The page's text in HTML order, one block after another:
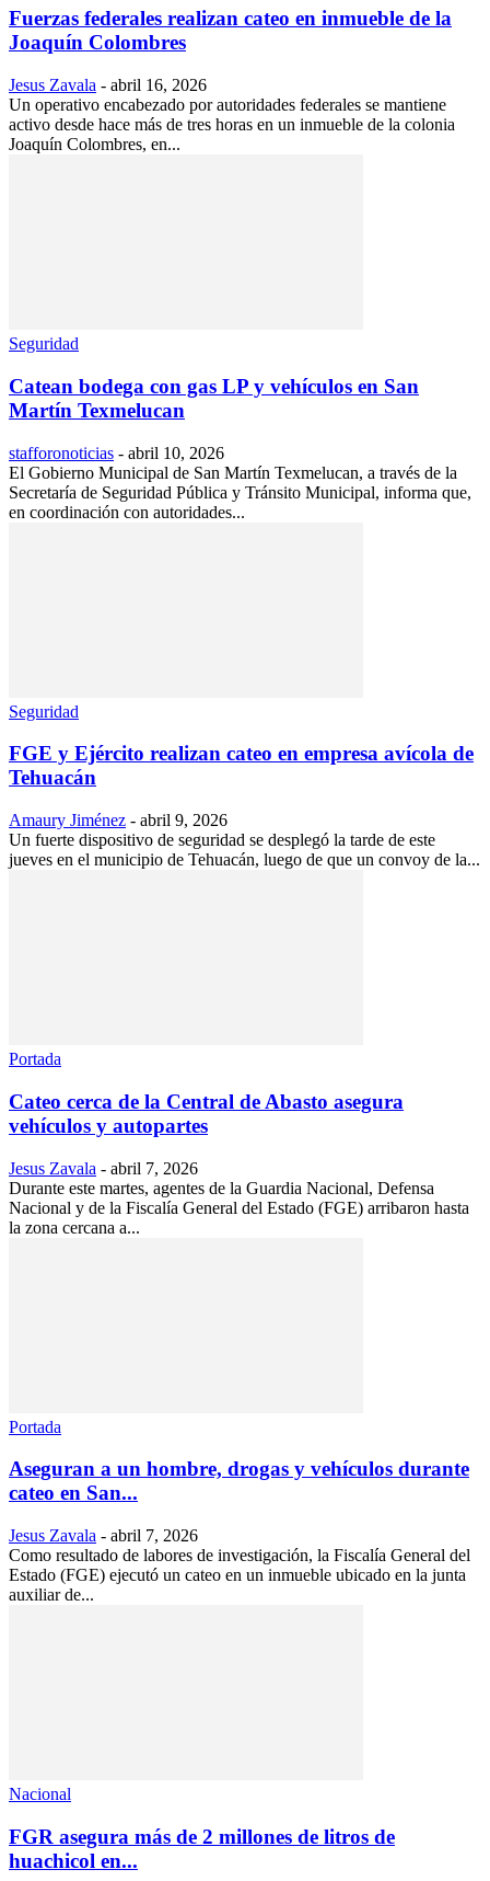
Fuerzas federales realizan cateo en inmueble de la
Joaquín Colombres
Jesus Zavala - abril 16, 2026
Un operativo encabezado por autoridades federales se mantiene
activo desde hace más de tres horas en un inmueble de la colonia
Joaquín Colombres, en...
Seguridad
Catean bodega con gas LP y vehículos en San
Martín Texmelucan
stafforonoticias - abril 10, 2026
El Gobierno Municipal de San Martín Texmelucan, a través de la
Secretaría de Seguridad Pública y Tránsito Municipal, informa que,
en coordinación con autoridades...
Seguridad
FGE y Ejército realizan cateo en empresa avícola de
Tehuacán
Amaury Jiménez - abril 9, 2026
Un fuerte dispositivo de seguridad se desplegó la tarde de este
jueves en el municipio de Tehuacán, luego de que un convoy de la...
Portada
Cateo cerca de la Central de Abasto asegura
vehículos y autopartes
Jesus Zavala - abril 7, 2026
Durante este martes, agentes de la Guardia Nacional, Defensa
Nacional y de la Fiscalía General del Estado (FGE) arribaron hasta
la zona cercana a...
Portada
Aseguran a un hombre, drogas y vehículos durante
cateo en San...
Jesus Zavala - abril 7, 2026
Como resultado de labores de investigación, la Fiscalía General del
Estado (FGE) ejecutó un cateo en un inmueble ubicado en la junta
auxiliar de...
Nacional
FGR asegura más de 2 millones de litros de
huachicol en...